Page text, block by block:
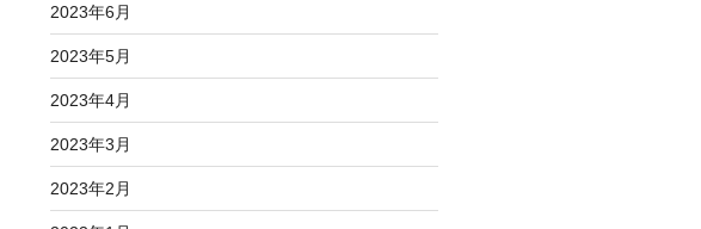
2023年6月
2023年5月
2023年4月
2023年3月
2023年2月